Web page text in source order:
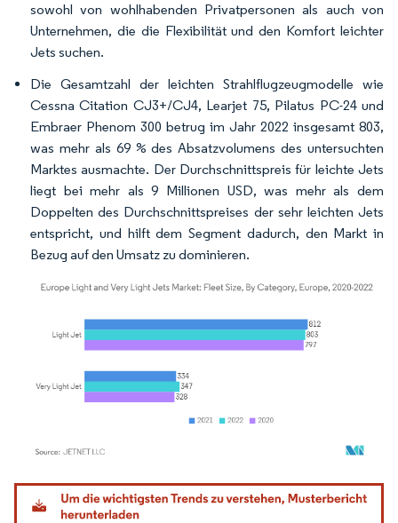
sowohl von wohlhabenden Privatpersonen als auch von
Unternehmen, die die Flexibilität und den Komfort leichter
Jets suchen.
Die Gesamtzahl der leichten Strahlflugzeugmodelle wie
Cessna Citation CJ3+/CJ4, Learjet 75, Pilatus PC-24 und
Embraer Phenom 300 betrug im Jahr 2022 insgesamt 803,
was mehr als 69 % des Absatzvolumens des untersuchten
Marktes ausmachte. Der Durchschnittspreis für leichte Jets
liegt bei mehr als 9 Millionen USD, was mehr als dem
Doppelten des Durchschnittspreises der sehr leichten Jets
entspricht, und hilft dem Segment dadurch, den Markt in
Bezug auf den Umsatz zu dominieren.
Bild © Mordor Intelligence. Wiederverwendung erfordert Namensnennung gemäß